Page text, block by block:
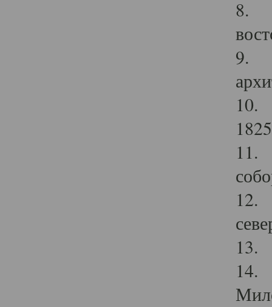
8.
9.
10.
11.
12.
13.
14.